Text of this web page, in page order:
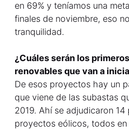
en 69% y teníamos una
finales de noviembre, eso
tranquilidad.
¿Cuáles serán los
renovables que van a
De esos proyectos hay un
que viene de las subastas
2019. Ahí se adjudicaron
proyectos eólicos, todos en